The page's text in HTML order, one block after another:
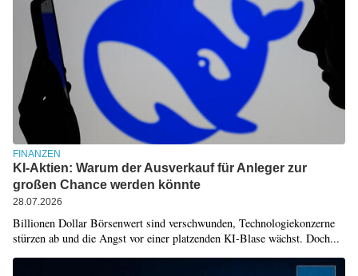
FINANZEN
KI-Aktien: Warum der Ausverkauf für Anleger zur
großen Chance werden könnte
28.07.2026
Billionen Dollar Börsenwert sind verschwunden, Technologiekonzerne
stürzen ab und die Angst vor einer platzenden KI-Blase wächst. Doch...